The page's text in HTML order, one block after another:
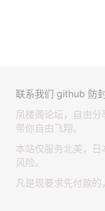
联系我们 github 防
凤楼阁论坛，自由
带你自由飞翔。
本站仅服务北美，
风险。
凡是现要求先付款的